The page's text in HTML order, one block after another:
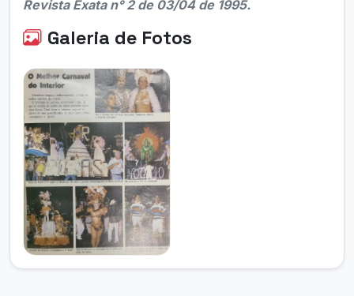
Revista Exata n° 2 de 03/04 de 1995.
Galeria de Fotos